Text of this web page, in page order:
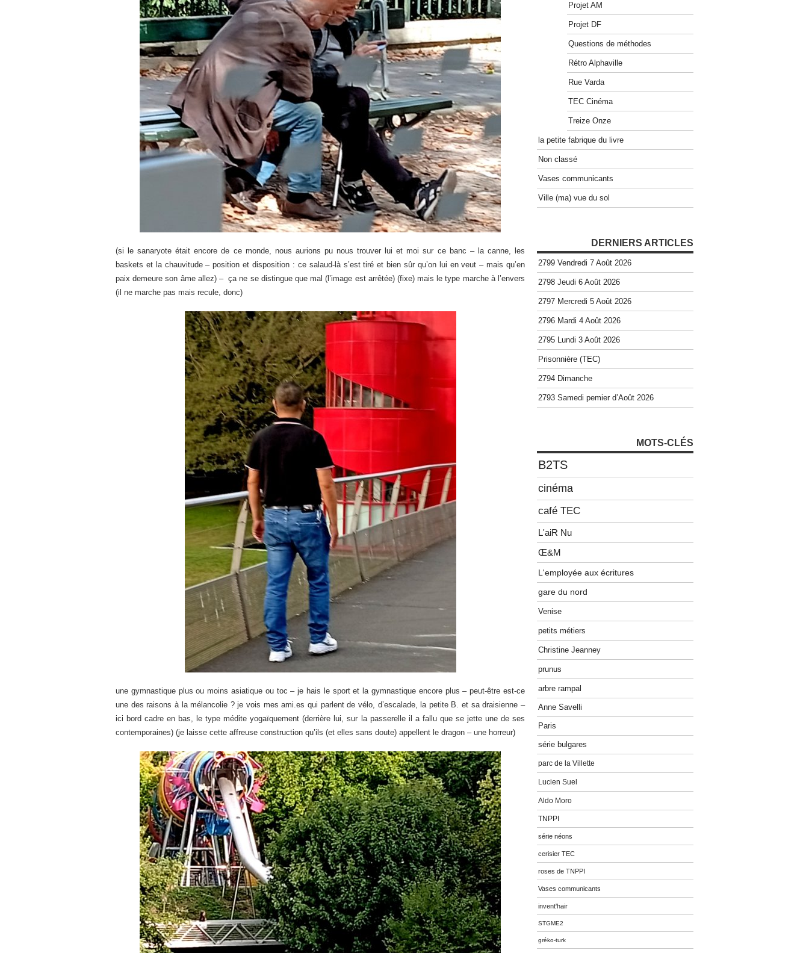
(si le sanaryote était encore de ce monde, nous aurions pu nous trouver lui et moi sur ce banc – la canne, les
baskets et la chauvitude – position et disposition : ce salaud-là s’est tiré et bien sûr qu’on lui en veut – mais qu’en
paix demeure son âme allez) – ça ne se distingue que mal (l’image est arrêtée) (fixe) mais le type marche à l’envers
(il ne marche pas mais recule, donc)
une gymnastique plus ou moins asiatique ou toc – je hais le sport et la gymnastique encore plus – peut-être est-ce
une des raisons à la mélancolie ? je vois mes ami.es qui parlent de vélo, d’escalade, la petite B. et sa draisienne –
ici bord cadre en bas, le type médite yogaïquement (derrière lui, sur la passerelle il a fallu que se jette une de ses
contemporaines) (je laisse cette affreuse construction qu’ils (et elles sans doute) appellent le dragon – une horreur)
Projet AM
Projet DF
Questions de méthodes
Rétro Alphaville
Rue Varda
TEC Cinéma
Treize Onze
la petite fabrique du livre
Non classé
Vases communicants
Ville (ma) vue du sol
DERNIERS ARTICLES
2799 Vendredi 7 Août 2026
2798 Jeudi 6 Août 2026
2797 Mercredi 5 Août 2026
2796 Mardi 4 Août 2026
2795 Lundi 3 Août 2026
Prisonnière (TEC)
2794 Dimanche
2793 Samedi pemier d’Août 2026
MOTS-CLÉS
B2TS
cinéma
café TEC
L'aiR Nu
Œ&M
L'employée aux écritures
gare du nord
Venise
petits métiers
Christine Jeanney
prunus
arbre rampal
Anne Savelli
Paris
série bulgares
parc de la Villette
Lucien Suel
Aldo Moro
TNPPI
série néons
cerisier TEC
roses de TNPPI
Vases communicants
invent'hair
STGME2
gréko-turk